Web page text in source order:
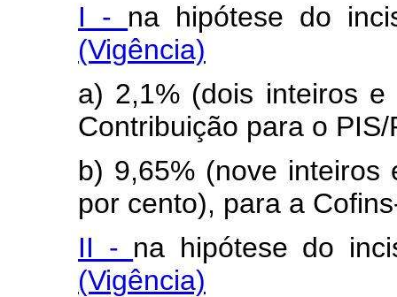
I - na hipótese do
(Vigência)
a) 2,1% (dois inteiros
Contribuição para o
b) 9,65% (nove inteiros
por cento), para a
II - na hipótese do
(Vigência)